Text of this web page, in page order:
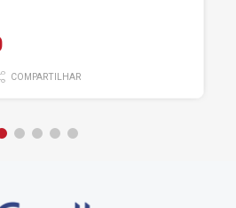
COMPARTILHAR